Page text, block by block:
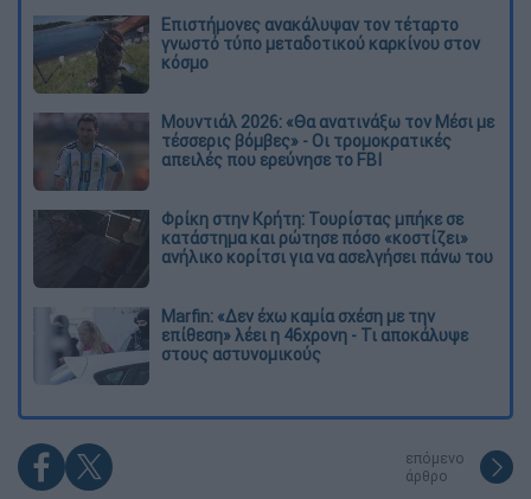
Επιστήμονες ανακάλυψαν τον τέταρτο
γνωστό τύπο μεταδοτικού καρκίνου στον
κόσμο
Μουντιάλ 2026: «Θα ανατινάξω τον Μέσι με
τέσσερις βόμβες» - Οι τρομοκρατικές
απειλές που ερεύνησε το FBI
Φρίκη στην Κρήτη: Τουρίστας μπήκε σε
κατάστημα και ρώτησε πόσο «κοστίζει»
ανήλικο κορίτσι για να ασελγήσει πάνω του
Marfin: «Δεν έχω καμία σχέση με την
επίθεση» λέει η 46χρονη - Τι αποκάλυψε
στους αστυνομικούς
επόμενο
άρθρο